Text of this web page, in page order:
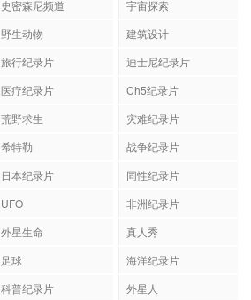
史密森尼频道
宇宙探索
野生动物
建筑设计
旅行纪录片
迪士尼纪录片
医疗纪录片
Ch5纪录片
荒野求生
灾难纪录片
希特勒
战争纪录片
日本纪录片
同性纪录片
UFO
非洲纪录片
外星生命
真人秀
足球
海洋纪录片
科普纪录片
外星人